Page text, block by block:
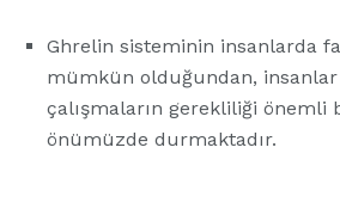
Ghrelin sisteminin insanlarda
mümkün olduğundan,
çalışmaların gerekliliği önemli
önümüzde durmaktadır.